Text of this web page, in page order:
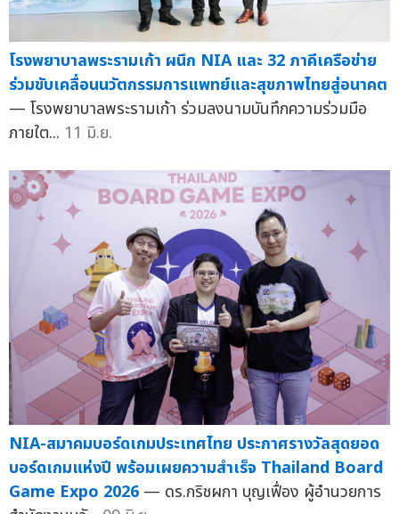
โรงพยาบาลพระรามเก้า ผนึก NIA และ 32 ภาคีเครือข่าย
ร่วมขับเคลื่อนนวัตกรรมการแพทย์และสุขภาพไทยสู่อนาคต
— โรงพยาบาลพระรามเก้า ร่วมลงนามบันทึกความร่วมมือ
ภายใต... 11 มิ.ย.
NIA-สมาคมบอร์ดเกมประเทศไทย ประกาศรางวัลสุดยอด
บอร์ดเกมแห่งปี พร้อมเผยความสำเร็จ Thailand Board
Game Expo 2026 — ดร.กริชผกา บุญเฟื่อง ผู้อำนวยการ